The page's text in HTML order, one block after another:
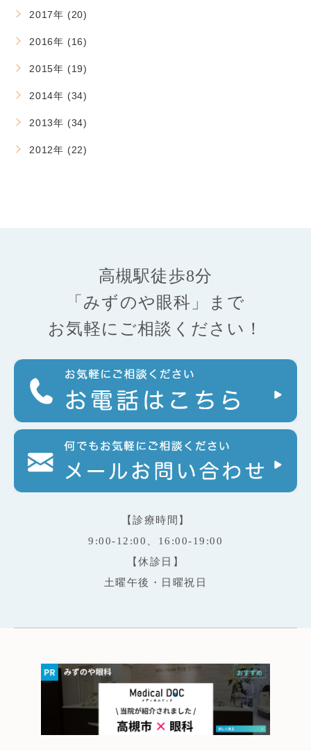
2017年 (20)
2016年 (16)
2015年 (19)
2014年 (34)
2013年 (34)
2012年 (22)
高槻駅徒歩8分
「みずのや眼科」まで
お気軽にご相談ください！
【診療時間】
9:00-12:00、16:00-19:00
【休診日】
土曜午後・日曜祝日